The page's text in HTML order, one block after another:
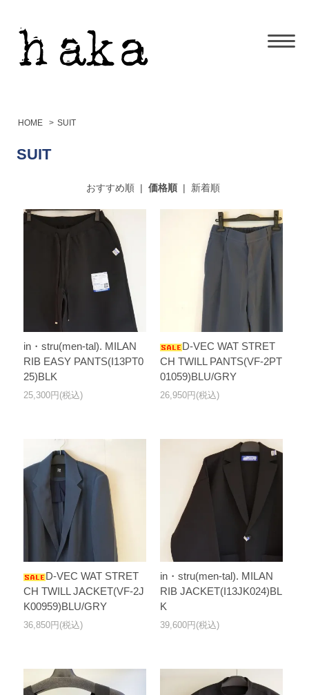
HOME > SUIT
SUIT
おすすめ順| 価格順| 新着順
in・stru(men-tal). MILAN
RIB EASY PANTS(I13PT0
25)BLK
25,300円(税込)
D-VEC WAT STRET
CH TWILL PANTS(VF-2PT
01059)BLU/GRY
26,950円(税込)
D-VEC WAT STRET
CH TWILL JACKET(VF-2J
K00959)BLU/GRY
36,850円(税込)
in・stru(men-tal). MILAN
RIB JACKET(I13JK024)BL
K
39,600円(税込)